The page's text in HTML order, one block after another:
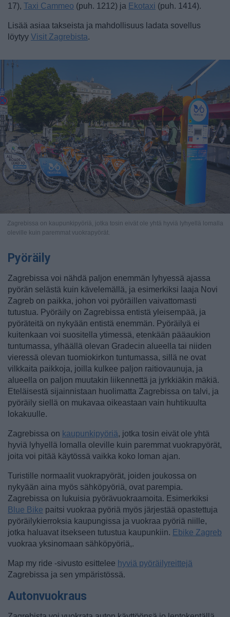
17),
Taxi Cammeo (puh. 1212) ja Ekotaxi (puh. 1414).
Lisää asiaa takseista ja mahdollisuus ladata sovellus
löytyy Visit Zagrebista.
Zagrebissa on kaupunkipyöriä, jotka tosin eivät ole yhtä hyviä lyhyellä lomalla
oleville kuin paremmat vuokrapyörät.
Pyöräily
Zagrebissa voi nähdä paljon enemmän lyhyessä ajassa
pyörän selästä kuin kävelemällä, ja esimerkiksi laaja Novi
Zagreb on paikka, johon voi pyöräillen vaivattomasti
tutustua. Pyöräily on Zagrebissa entistä yleisempää, ja
pyöräteitä on nykyään entistä enemmän. Pyöräilyä ei
kuitenkaan voi suositella ytimessä, etenkään pääaukion
tuntumassa, ylhäällä olevan Gradecin alueella tai niiden
vieressä olevan tuomiokirkon tuntumassa, sillä ne ovat
vilkkaita paikkoja, joilla kulkee paljon raitiovaunuja, ja
alueella on paljon muutakin liikennettä ja jyrkkiäkin mäkiä.
Eteläisestä sijainnistaan huolimatta Zagrebissa on talvi, ja
pyöräily siellä on mukavaa oikeastaan vain huhtikuulta
lokakuulle.
Zagrebissa on kaupunkipyöriä, jotka tosin eivät ole yhtä
hyviä lyhyellä lomalla oleville kuin paremmat vuokrapyörät,
joita voi pitää käytössä vaikka koko loman ajan.
Turistille normaalit vuokrapyörät, joiden joukossa on
nykyään aina myös sähköpyöriä, ovat parempia.
Zagrebissa on lukuisia pyörävuokraamoita. Esimerkiksi
Blue Bike paitsi vuokraa pyöriä myös järjestää opastettuja
pyöräilykierroksia kaupungissa ja vuokraa pyöriä niille,
jotka haluavat itsekseen tutustua kaupunkiin. Ebike Zagreb
vuokraa yksinomaan sähköpyöriä,.
Map my ride -sivusto esittelee hyviä pyöräilyreittejä
Zagrebissa ja sen ympäristössä.
Autonvuokraus